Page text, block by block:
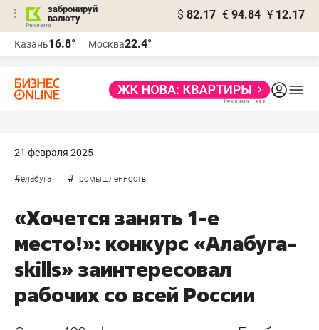
забронируй
валюту
$ 82.17 € 94.84 ¥ 12.17
Казань16.8° Москва22.4°
21 февраля 2025
#елабуга #промышленность
«Хочется занять 1-е
место!»: конкурс «Алабуга-
skills» заинтересовал
рабочих со всей России